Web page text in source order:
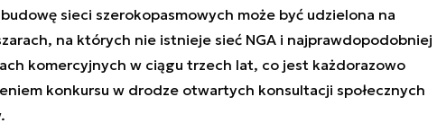
sieci szerokopasmowych może być udzielona na
na których nie istnieje sieć NGA i najprawdopodobniej
komercyjnych w ciągu trzech lat, co jest każdorazowo
konkursu w drodze otwartych konsultacji społecznych